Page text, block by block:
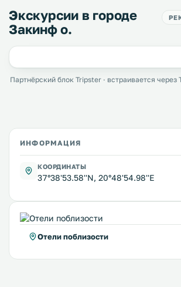
Экскурсии в городе
Закинф о.
Партнёрский блок Tripster · встраивается
ИНФОРМАЦИЯ
КООРДИНАТЫ
37°38'53.58''N, 20°48'54.98''E
Отели поблизости